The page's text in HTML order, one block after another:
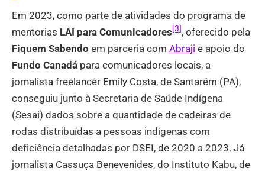
Em 2023, como parte de atividades do programa de
mentorias LAI para Comunicadores[3], oferecido pela
Fiquem Sabendo em parceria com Abraji e apoio do
Fundo Canadá para comunicadores locais, a
jornalista freelancer Emily Costa, de Santarém (PA),
conseguiu junto à Secretaria de Saúde Indígena
(Sesai) dados sobre a quantidade de cadeiras de
rodas distribuídas a pessoas indígenas com
deficiência detalhadas por DSEI, de 2020 a 2023. Já
jornalista Cassuça Benevenides, do Instituto Kabu, de